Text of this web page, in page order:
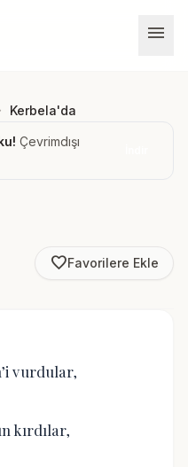
menu
Kerbela'da
Çevrimdışı
favorite_borderFavorilere Ekle
vurdular,
kırdılar,